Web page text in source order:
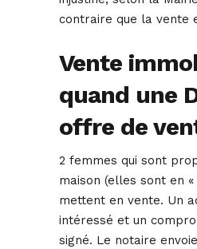
contraire que la vente
Vente
quand une
offre de
2 femmes qui sont
maison (elles sont en «
mettent en vente. Un
intéressé et un
signé. Le notaire